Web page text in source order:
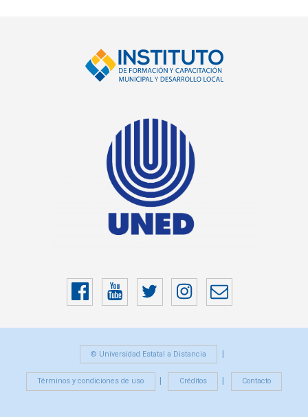
Facebook
YouTubeTwitterInstragram
Correo
electrónico
© Universidad Estatal a Distancia
Términos y condiciones de uso Créditos Contacto